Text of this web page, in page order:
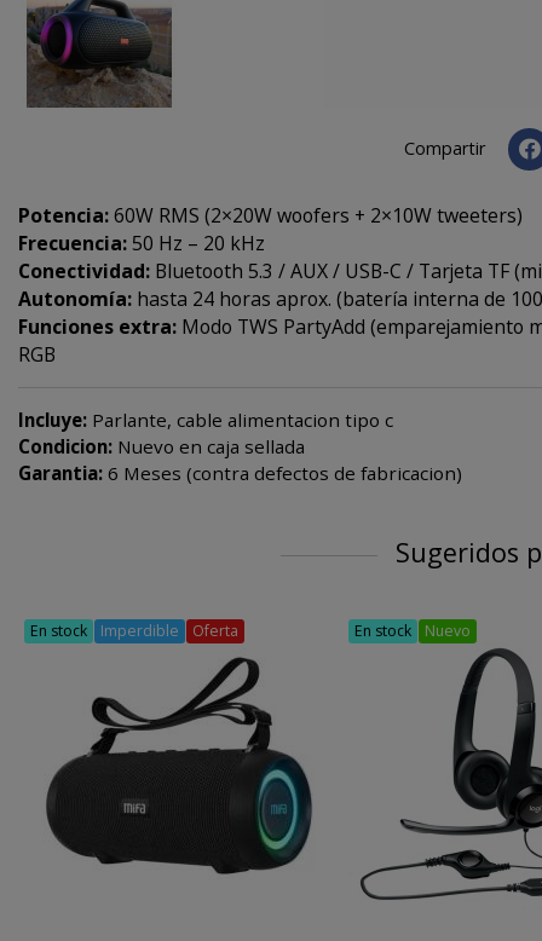
Compartir
Potencia:60W RMS (2×20W woofers + 2×10W tweeters)
Frecuencia:50 Hz – 20 kHz
Conectividad: Bluetooth 5.3 / AUX / USB-C / Tarjeta TF
Autonomía: hasta 24 horas aprox. (batería interna de
Funciones extra: Modo TWS PartyAdd (emparejamiento
RGB
Incluye: Parlante, cable alimentacion tipo c
Condicion: Nuevo en caja sellada
Garantia: 6 Meses (contra defectos de fabricacion)
Sugeridos
En stock Imperdible Oferta En stock Nuevo